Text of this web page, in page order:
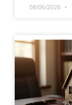
08/06/2026